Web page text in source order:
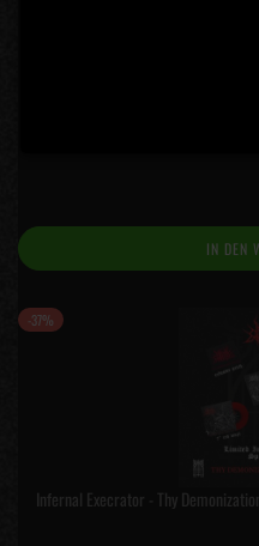
IN DEN
-37%
Infernal Execrator - Thy